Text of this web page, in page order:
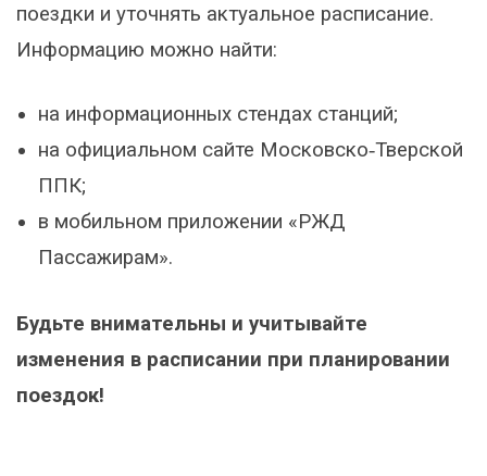
поездки и уточнять актуальное расписание.
Информацию можно найти:
на информационных стендах станций;
на официальном сайте Московско‑Тверской
ППК;
в мобильном приложении «РЖД
Пассажирам».
Будьте внимательны и учитывайте
изменения в расписании при планировании
поездок!